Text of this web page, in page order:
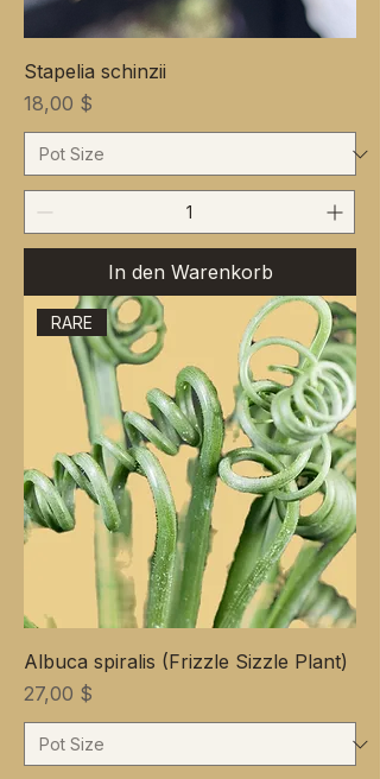
Stapelia schinzii
Preis
18,00 $
In den Warenkorb
RARE
Albuca spiralis (Frizzle Sizzle Plant)
Preis
27,00 $